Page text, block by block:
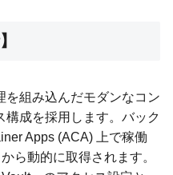
を組み込んだモダンなコン
成を採用します。バック
Apps (ACA) 上で稼働
ら動的に取得されます。